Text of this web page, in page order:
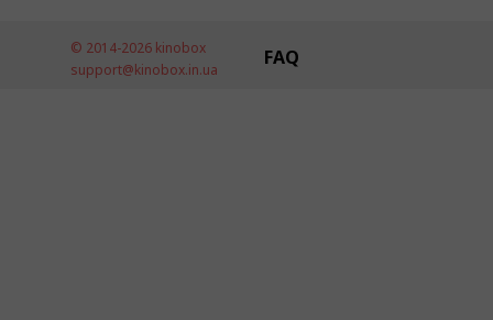
© 2014-2026 kinobox
support@kinobox.in.ua
FAQ